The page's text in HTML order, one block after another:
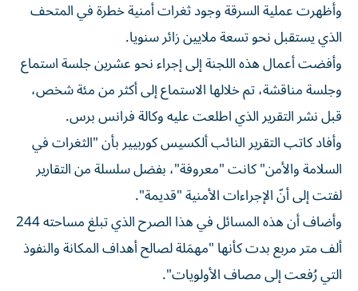
وأظهرت عملية السرقة وجود ثغرات أمنية خطرة في المتحف
الذي يستقبل نحو تسعة ملايين زائر سنويا.
وأفضت أعمال هذه اللجنة إلى إجراء نحو عشرين جلسة استماع
وجلسة مناقشة، تم خلالها الاستماع إلى أكثر من مئة شخص،
قبل نشر التقرير الذي اطلعت عليه وكالة فرانس برس.
وأفاد كاتب التقرير النائب ألكسيس كوربيير بأن "الثغرات في
السلامة والأمن" كانت "معروفة"، بفضل سلسلة من التقارير
لفتت إلى أنّ الإجراءات الأمنية "قديمة".
وأضاف أن هذه المسائل في هذا الصرح الذي تبلغ مساحته 244
ألف متر مربع بدت كأنها "مهمَلة لصالح أهداف المكانة والنفوذ
التي رُفعت إلى مصاف الأولويات".